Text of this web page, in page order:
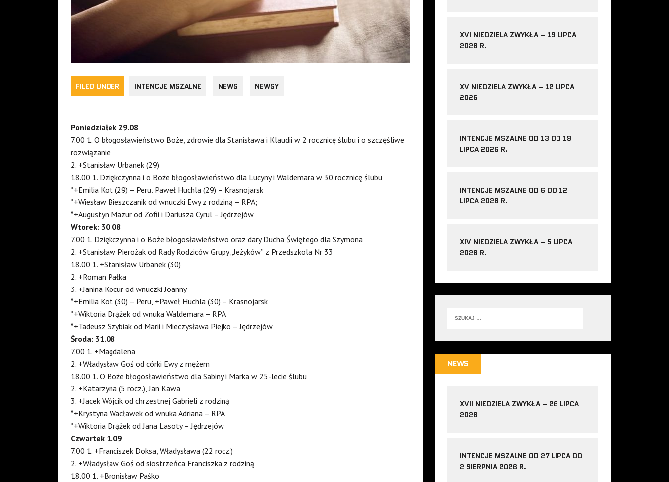
FILED UNDER INTENCJE MSZALNE NEWS NEWSY
Poniedziałek 29.08
7.00 1. O błogosławieństwo Boże, zdrowie dla Stanisława i Klaudii w 2 rocznicę ślubu i o szczęśliwe
rozwiązanie
2. +Stanisław Urbanek (29)
18.00 1. Dziękczynna i o Boże błogosławieństwo dla Lucyny i Waldemara w 30 rocznicę ślubu
*+Emilia Kot (29) – Peru, Paweł Huchla (29) – Krasnojarsk
*+Wiesław Bieszczanik od wnuczki Ewy z rodziną – RPA;
*+Augustyn Mazur od Zofii i Dariusza Cyrul – Jędrzejów
Wtorek: 30.08
7.00 1. Dziękczynna i o Boże błogosławieństwo oraz dary Ducha Świętego dla Szymona
2. +Stanisław Pierożak od Rady Rodziców Grupy „Jeżyków” z Przedszkola Nr 33
18.00 1. +Stanisław Urbanek (30)
2. +Roman Pałka
3. +Janina Kocur od wnuczki Joanny
*+Emilia Kot (30) – Peru, +Paweł Huchla (30) – Krasnojarsk
*+Wiktoria Drążek od wnuka Waldemara – RPA
*+Tadeusz Szybiak od Marii i Mieczysława Piejko – Jędrzejów
Środa: 31.08
7.00 1. +Magdalena
2. +Władysław Goś od córki Ewy z mężem
18.00 1. O Boże błogosławieństwo dla Sabiny i Marka w 25-lecie ślubu
2. +Katarzyna (5 rocz.), Jan Kawa
3. +Jacek Wójcik od chrzestnej Gabrieli z rodziną
*+Krystyna Wacławek od wnuka Adriana – RPA
*+Wiktoria Drążek od Jana Lasoty – Jędrzejów
Czwartek 1.09
7.00 1. +Franciszek Doksa, Władysława (22 rocz.)
2. +Władysław Goś od siostrzeńca Franciszka z rodziną
18.00 1. +Bronisław Paśko
XVI NIEDZIELA ZWYKŁA – 19 LIPCA
2026 R.
XV NIEDZIELA ZWYKŁA – 12 LIPCA
2026
INTENCJE MSZALNE OD 13 DO 19
LIPCA 2026 R.
INTENCJE MSZALNE OD 6 DO 12
LIPCA 2026 R.
XIV NIEDZIELA ZWYKŁA – 5 LIPCA
2026 R.
NEWS
XVII NIEDZIELA ZWYKŁA – 26 LIPCA
2026
INTENCJE MSZALNE OD 27 LIPCA DO
2 SIERPNIA 2026 R.